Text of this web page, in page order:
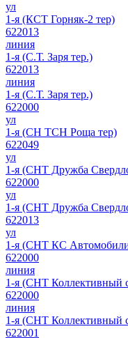
ул
1-я (КСТ Горняк-2 тер)
622013
линия
1-я (С.Т. Заря тер.)
622013
линия
1-я (С.Т. Заря тер.)
622000
ул
1-я (СН ТСН Роща тер)
622049
ул
1-я (СНТ Дружба
622000
ул
1-я (СНТ Дружба
622013
ул
1-я (СНТ КС
622000
линия
1-я (СНТ
622000
линия
1-я (СНТ
622001